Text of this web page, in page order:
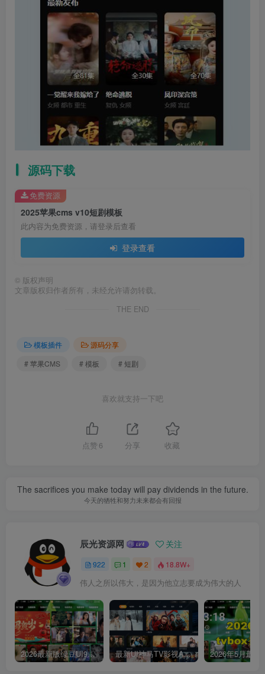
源码下载
2025苹果cms v10短剧模板
此内容为免费资源，请登录后查看
登录查看
免费资源
© 版权声明
文章版权归作者所有，未经允许请勿转载。
THE END
模板插件
源码分享
# 苹果CMS
# 模板 # 短剧
喜欢就支持一下吧
点赞 6 分享 收藏
The sacrifices you make today will pay dividends in the future.
今天的牺牲和努力未来都会有回报
辰光资源网 关注
922 1 2 18.8W+
伟人之所以伟大，是因为他立志要成为伟大的人
2026最新版绿豆UI9双端影视APP源码 最新UI神马TV影视APP源码 乐檬影视苹果CMS后台 包含前后端源码